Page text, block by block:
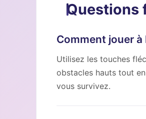
Questions
Comment jouer à
Utilisez les touches
obstacles hauts tout
vous survivez.